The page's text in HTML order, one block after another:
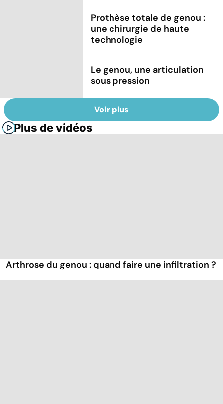
Prothèse totale de genou :
une chirurgie de haute
technologie
Le genou, une articulation
sous pression
Voir plus
Plus de vidéos
Arthrose du genou : quand faire une infiltration ?